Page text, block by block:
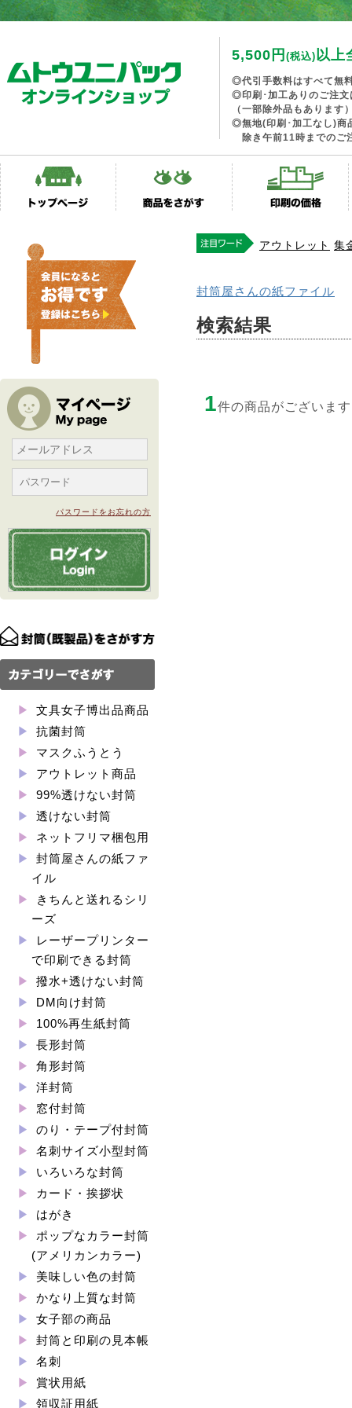
5,500円 (税込)以上
◎代引手数料はすべて無
◎印刷･加工ありのご注文
（一部除外品もあります
◎無地(印刷･加工なし)商
除き午前11時までのご
パスワードをお忘れの方
文具女子博出品商品
抗菌封筒
マスクふうとう
アウトレット商品
99%透けない封筒
透けない封筒
ネットフリマ梱包用
封筒屋さんの紙ファ
イル
きちんと送れるシリ
ーズ
レーザープリンター
で印刷できる封筒
撥水+透けない封筒
DM向け封筒
100%再生紙封筒
長形封筒
角形封筒
洋封筒
窓付封筒
のり・テープ付封筒
名刺サイズ小型封筒
いろいろな封筒
カード・挨拶状
はがき
ポップなカラー封筒
(アメリカンカラー)
美味しい色の封筒
かなり上質な封筒
女子部の商品
封筒と印刷の見本帳
名刺
賞状用紙
領収証用紙
アウトレット 集
封筒屋さんの紙ファイル
検索結果
1件の商品がございま